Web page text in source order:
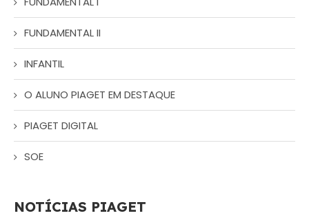
FUNDAMENTAL II
INFANTIL
O ALUNO PIAGET EM DESTAQUE
PIAGET DIGITAL
SOE
NOTÍCIAS PIAGET